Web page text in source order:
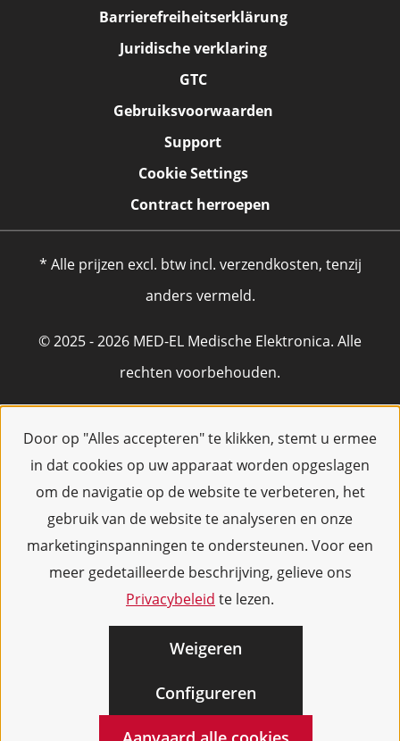
Door op "Alles accepteren" te klikken, stemt u ermee
in dat cookies op uw apparaat worden opgeslagen
om de navigatie op de website te verbeteren, het
gebruik van de website te analyseren en onze
marketinginspanningen te ondersteunen. Voor een
meer gedetailleerde beschrijving, gelieve ons
Privacybeleid te lezen.
Weigeren
Configureren
Barrierefreiheitserklärung
Juridische verklaring
GTC
Gebruiksvoorwaarden
Support
Cookie Settings
Contract herroepen
* Alle prijzen excl. btw incl. verzendkosten, tenzij
anders vermeld.
© 2025 - 2026 MED-EL Medische Elektronica. Alle
rechten voorbehouden.